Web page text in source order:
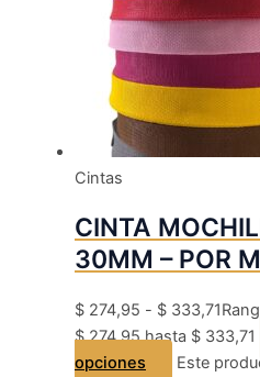
Cintas
CINTA
30MM – POR
$ 274,95 - $ 333,71
$ 274,95 hasta $ 333,71
opciones
Este